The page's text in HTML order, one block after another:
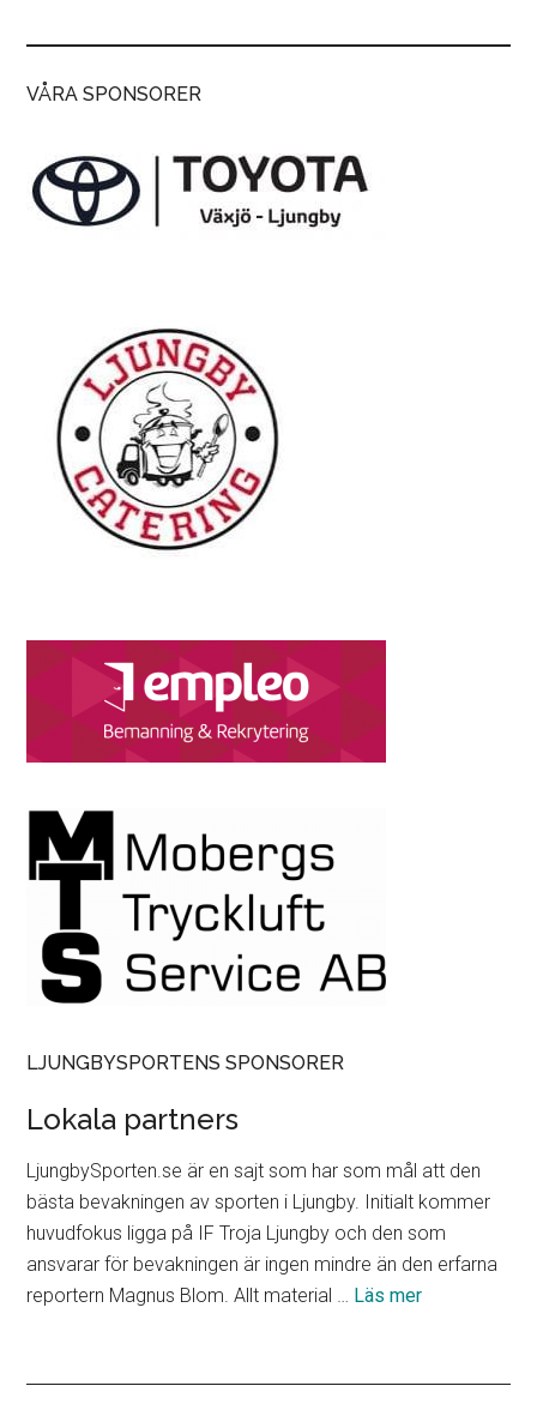
VÅRA SPONSORER
LJUNGBYSPORTENS SPONSORER
Lokala partners
LjungbySporten.se är en sajt som har som mål att den
bästa bevakningen av sporten i Ljungby. Initialt kommer
huvudfokus ligga på IF Troja Ljungby och den som
ansvarar för bevakningen är ingen mindre än den erfarna
reportern Magnus Blom. Allt material … Läs merom